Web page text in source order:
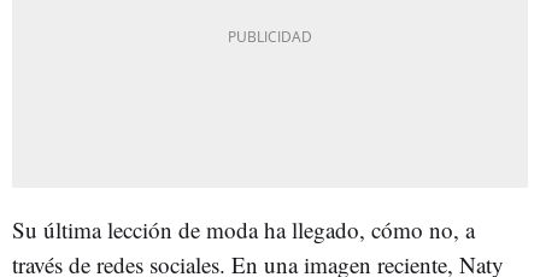
Su última lección de moda ha llegado, cómo no, a
través de redes sociales. En una imagen reciente, Naty